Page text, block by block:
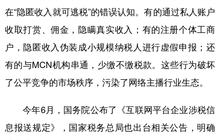
在“隐匿收入就可逃税”的错误认知。有的通过私人账户
收取打赏、佣金，隐瞒真实收入；有的注册个体工商
户，隐匿收入伪装成小规模纳税人进行虚假申报；还
有的与MCN机构串通，少缴不缴税款。这些行为破坏
了公平竞争的市场秩序，污染了网络主播行业生态。
今年6月，国务院公布了《互联网平台企业涉税信
息报送规定》，国家税务总局也出台相关公告，明确